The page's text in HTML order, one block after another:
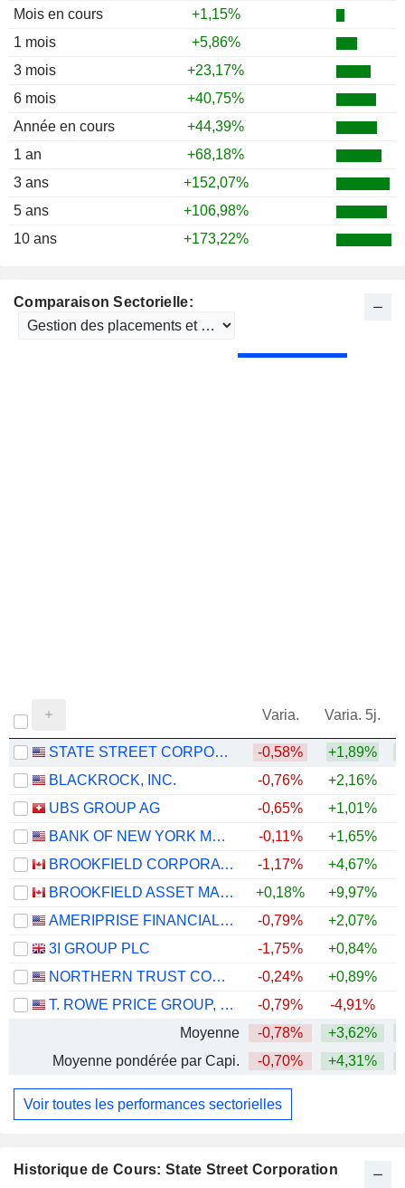
Mois en cours
+1,15%
1 mois
+5,86%
3 mois
+23,17%
6 mois
+40,75%
Année en cours
+44,39%
1 an
+68,18%
3 ans
+152,07%
5 ans
+106,98%
10 ans
+173,22%
Comparaison Sectorielle:
Varia. Varia. 5j.
STATE STREET CORPORATION -0,58% +1,89%
BLACKROCK, INC.
-0,76% +2,16%
UBS GROUP AG
-0,65% +1,01%
BANK OF NEW YORK MELLON CORPORATION (THE)
-0,11% +1,65%
BROOKFIELD CORPORATION
-1,17% +4,67%
BROOKFIELD ASSET MANAGEMENT LTD.
+0,18% +9,97%
AMERIPRISE FINANCIAL, INC.
-0,79% +2,07%
3I GROUP PLC
-1,75% +0,84%
NORTHERN TRUST CORPORATION
-0,24% +0,89%
T. ROWE PRICE GROUP, INC.
-0,79% -4,91%
Moyenne
-0,78% +3,62%
Moyenne pondérée par Capi.
-0,70% +4,31%
Voir toutes les performances sectorielles
Historique de Cours: State Street Corporation
1986
+13,33%
1985
+79,35%
1984
+33,33%